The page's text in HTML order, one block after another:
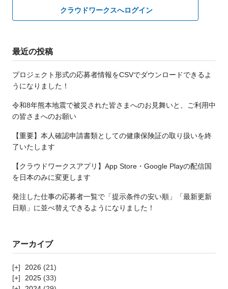
クラウドワークスへログイン
最近の投稿
プロジェクト形式の応募者情報をCSVでダウンロードできるよ
うになりました！
令和8年熊本地震で被災された皆さまへのお見舞いと、ご利用中
の皆さまへのお願い
【重要】本人確認申請書類としての健康保険証の取り扱いを終
了いたします
【クラウドワークスアプリ】App Store・Google Playの配信国
を日本のみに変更します
発注した仕事の応募者一覧で「提示条件の安い順」「最新更新
日順」に並べ替えできるようになりました！
アーカイブ
2026 (21)
2025 (33)